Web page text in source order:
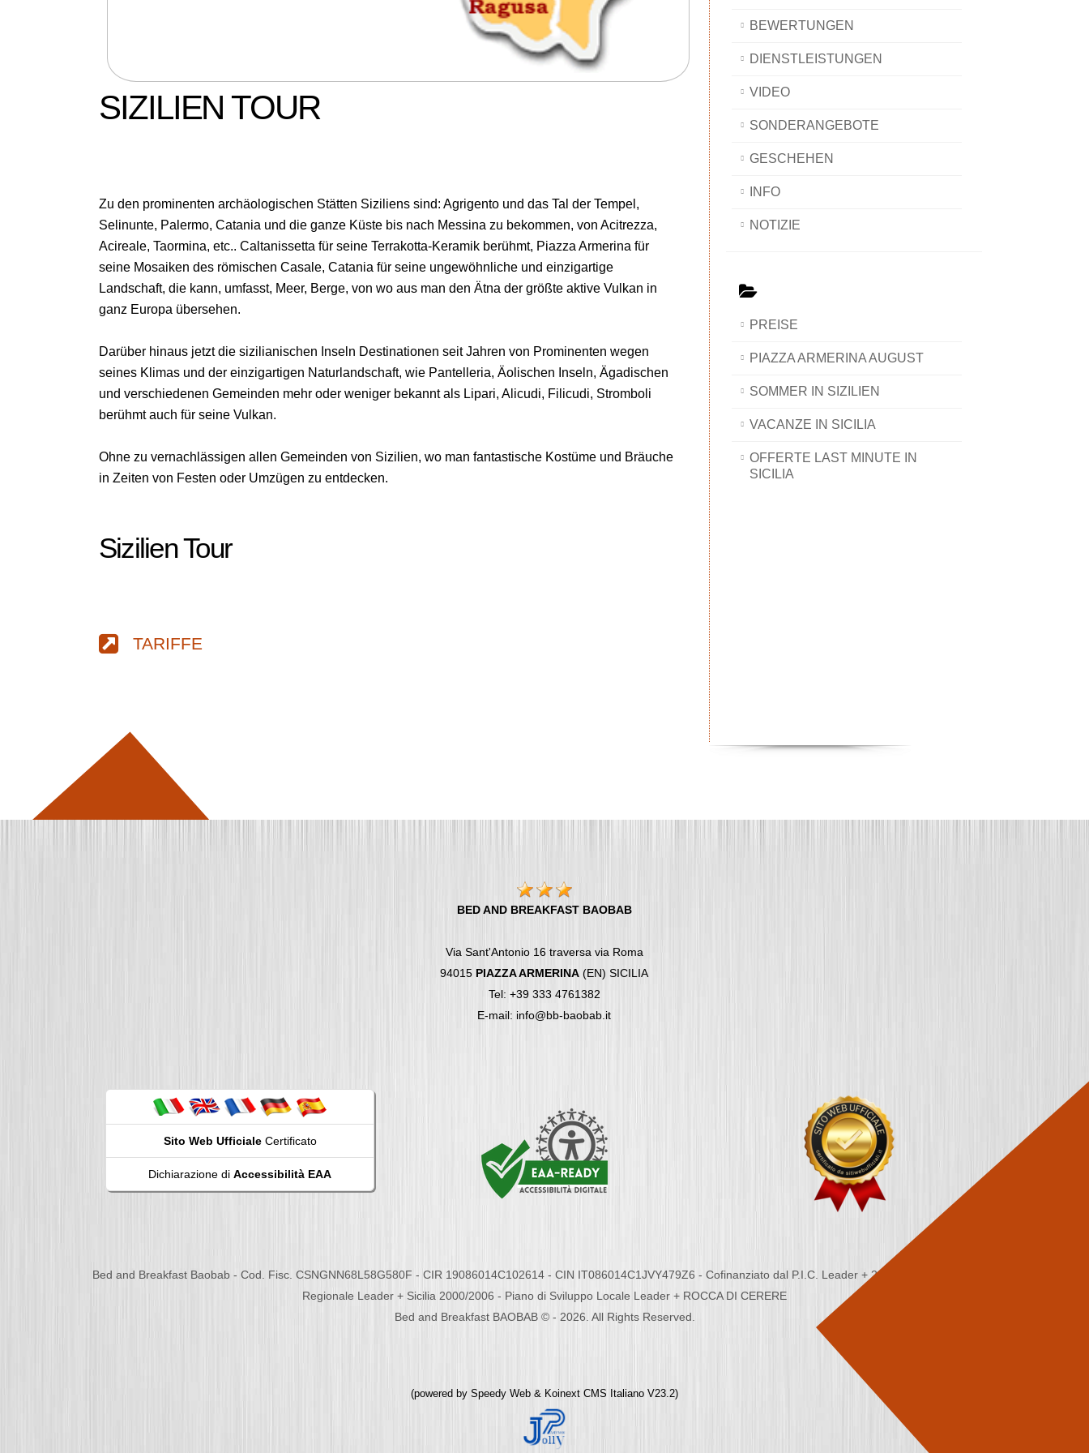
SIZILIEN TOUR
Zu den prominenten archäologischen Stätten Siziliens sind: Agrigento und das Tal der Tempel,
Selinunte, Palermo, Catania und die ganze Küste bis nach Messina zu bekommen, von Acitrezza,
Acireale, Taormina, etc.. Caltanissetta für seine Terrakotta-Keramik berühmt, Piazza Armerina für
seine Mosaiken des römischen Casale, Catania für seine ungewöhnliche und einzigartige
Landschaft, die kann, umfasst, Meer, Berge, von wo aus man den Ätna der größte aktive Vulkan in
ganz Europa übersehen.
Darüber hinaus jetzt die sizilianischen Inseln Destinationen seit Jahren von Prominenten wegen
seines Klimas und der einzigartigen Naturlandschaft, wie Pantelleria, Äolischen Inseln, Ägadischen
und verschiedenen Gemeinden mehr oder weniger bekannt als Lipari, Alicudi, Filicudi, Stromboli
berühmt auch für seine Vulkan.
Ohne zu vernachlässigen allen Gemeinden von Sizilien, wo man fantastische Kostüme und Bräuche
in Zeiten von Festen oder Umzügen zu entdecken.
Sizilien Tour
TARIFFE
BEWERTUNGEN
DIENSTLEISTUNGEN
VIDEO
SONDERANGEBOTE
GESCHEHEN
INFO
NOTIZIE
PREISE
PIAZZA ARMERINA AUGUST
SOMMER IN SIZILIEN
VACANZE IN SICILIA
OFFERTE LAST MINUTE IN
SICILIA
BED AND BREAKFAST BAOBAB
Via Sant'Antonio 16 traversa via Roma
94015 PIAZZA ARMERINA (EN) SICILIA
Tel: +39 333 4761382
E-mail: info@bb-baobab.it
Sito Web UfficialeCertificato
Dichiarazione di Accessibilità EAA
Bed and Breakfast Baobab - Cod. Fisc. CSNGNN68L58G580F - CIR 19086014C102614 - CIN IT086014C1JVY479Z6 - Cofinanziato dal P.I.C. Leader + 2000/2006 - Programma
Regionale Leader + Sicilia 2000/2006 - Piano di Sviluppo Locale Leader + ROCCA DI CERERE
Bed and Breakfast BAOBAB © - 2026. All Rights Reserved.
(powered by Speedy Web & Koinext CMS Italiano V23.2)